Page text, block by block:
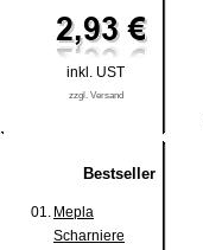
inkl. UST
zzgl. Versand
Bestseller
01. Mepla
Scharniere